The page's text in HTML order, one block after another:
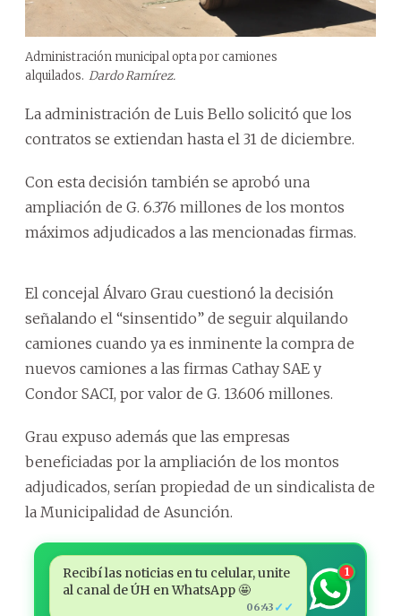
Administración municipal opta por camiones
alquilados. Dardo Ramírez.
La administración de Luis Bello solicitó que los
contratos se extiendan hasta el 31 de diciembre.
Con esta decisión también se aprobó una
ampliación de G. 6.376 millones de los montos
máximos adjudicados a las mencionadas firmas.
El concejal Álvaro Grau cuestionó la decisión
señalando el “sinsentido” de seguir alquilando
camiones cuando ya es inminente la compra de
nuevos camiones a las firmas Cathay SAE y
Condor SACI, por valor de G. 13.606 millones.
Grau expuso además que las empresas
beneficiadas por la ampliación de los montos
adjudicados, serían propiedad de un sindicalista de
la Municipalidad de Asunción.
Recibí las noticias en tu celular, unite
al canal de ÚH en WhatsApp 🤩
06:43 ✓✓
1